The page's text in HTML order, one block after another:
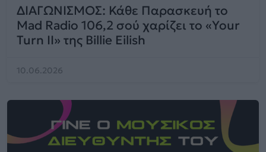
ΔΙΑΓΩΝΙΣΜΟΣ: Κάθε Παρασκευή το
Mad Radio 106,2 σού χαρίζει το «Your
Turn II» της Billie Eilish
10.06.2026